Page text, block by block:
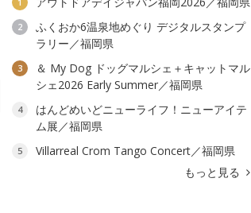
2
ふくおか6温泉地めぐり デジタルスタンプ
ラリー／福岡県
3
＆ My Dog ドッグマルシェ＋キャットマル
シェ2026 Early Summer／福岡県
4
はんどめいどニューライフ！ニューアイテ
ム展／福岡県
5
Villarreal Crom Tango Concert／福岡県
もっと見る